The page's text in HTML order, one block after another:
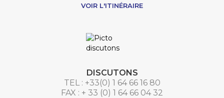
VOIR L'ITINÉRAIRE
DISCUTONS
TEL : +33(0) 1 64 66 16 80
FAX : + 33 (0) 1 64 66 04 32